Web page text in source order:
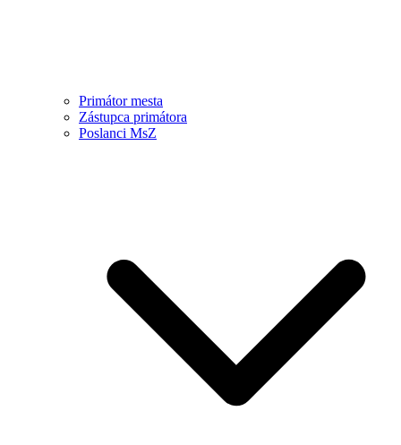
Primátor mesta
Zástupca primátora
Poslanci MsZ